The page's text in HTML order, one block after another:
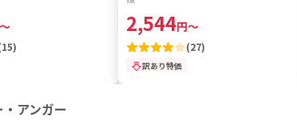
～
15)
2,544円～
(27)
訳あり特価
アンガー